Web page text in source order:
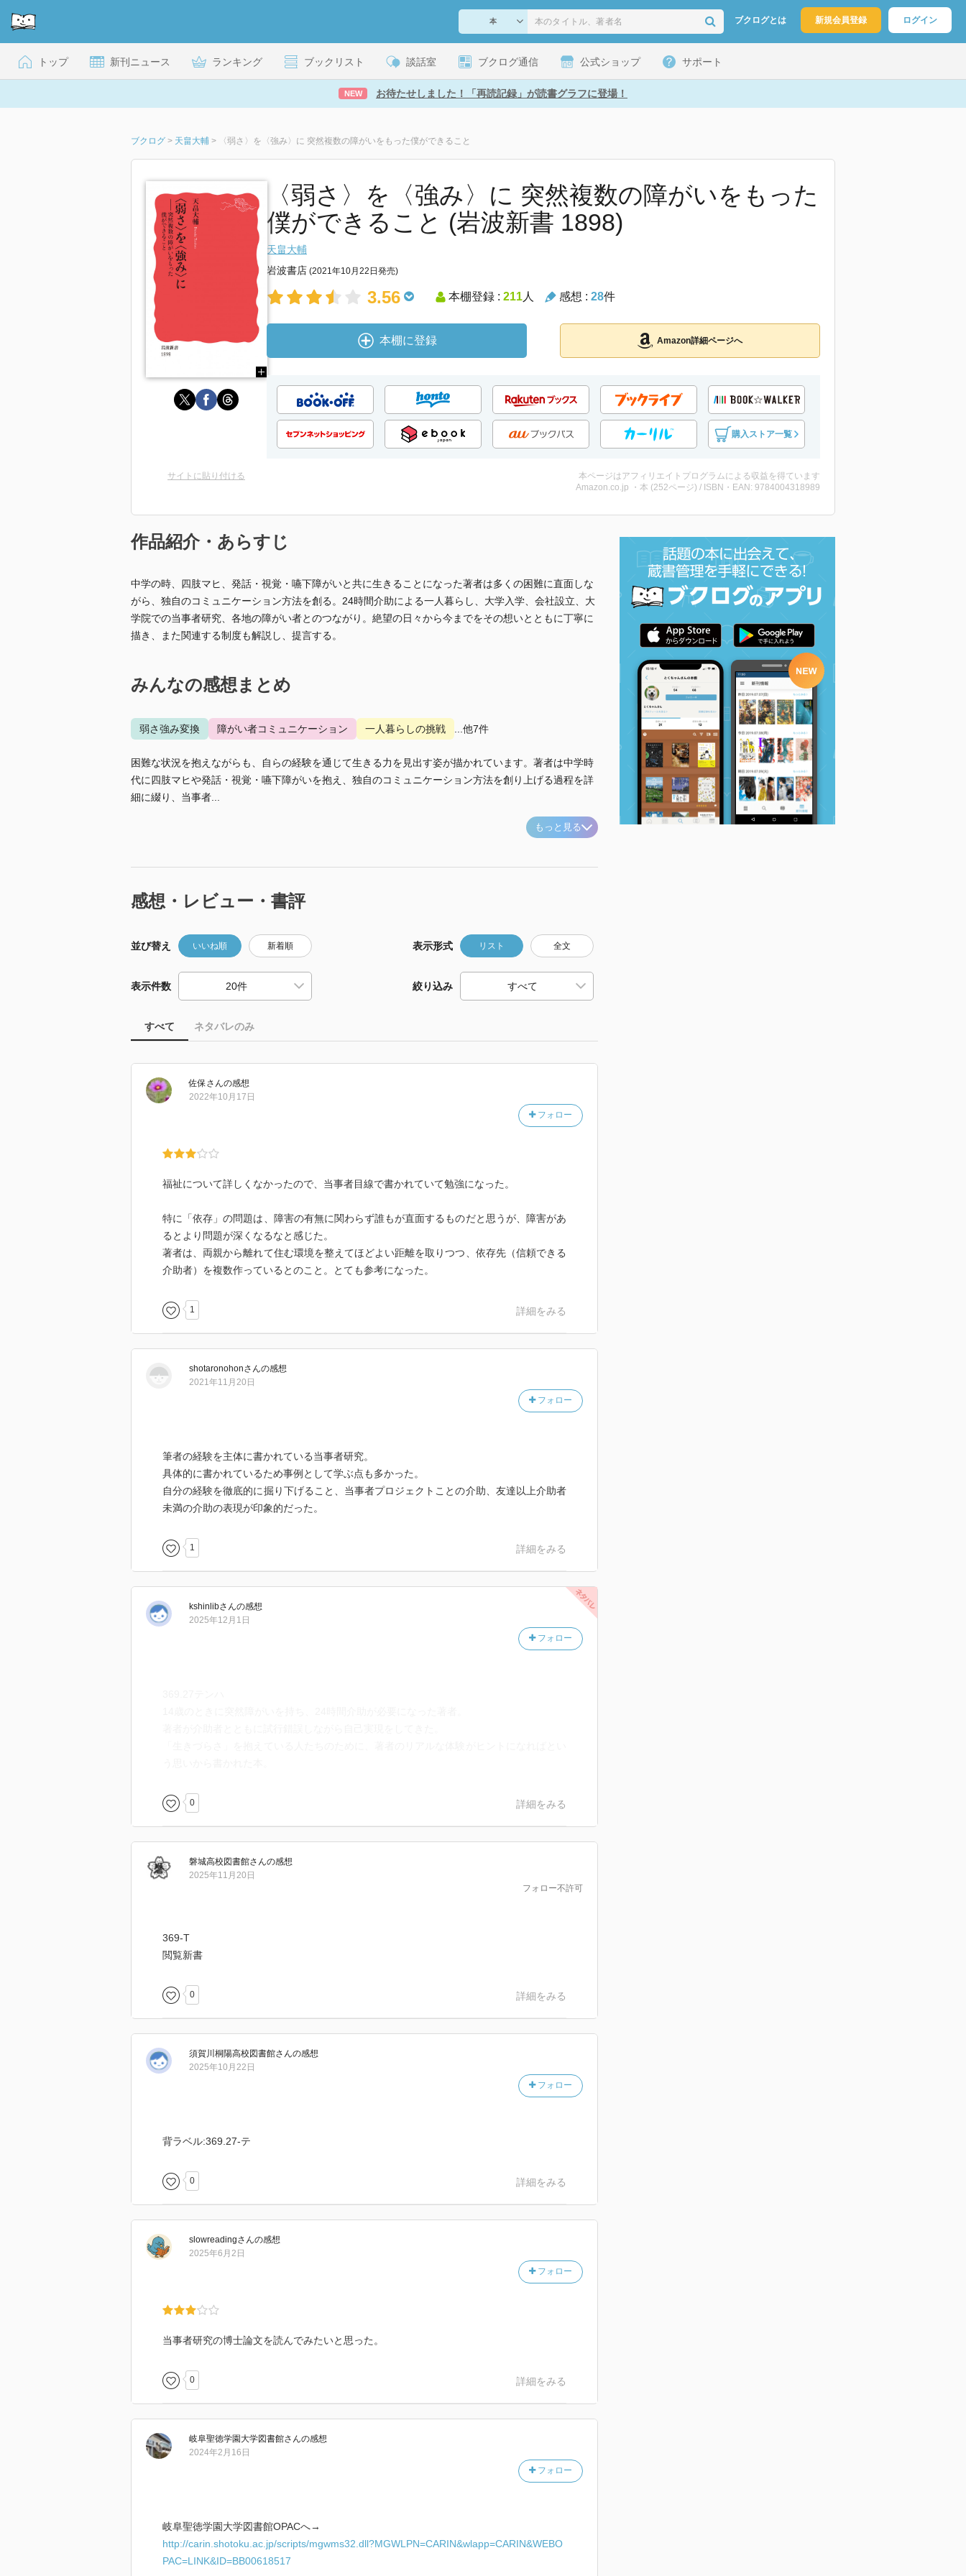
ブクログとは 新規会員登録 ログイン
トップ 新刊ニュース ランキング ブックリスト 談話室 ブクログ通信 公式ショップ サポート
NEW お待たせしました！「再読記録」が読書グラフに登場！
ブクログ > 天畠大輔 > 〈弱さ〉を〈強み〉に 突然複数の障がいをもった僕ができること
〈弱さ〉を〈強み〉に 突然複数の障がいをもった
僕ができること (岩波新書 1898)
天畠大輔
岩波書店 (2021年10月22日発売)
3.56 本棚登録 : 211人 感想 : 28件
本棚に登録 Amazon詳細ページへ
購入ストア一覧
サイトに貼り付ける
本ページはアフィリエイトプログラムによる収益を得ています
Amazon.co.jp ・本 (252ページ) / ISBN・EAN: 9784004318989
作品紹介・あらすじ
中学の時、四肢マヒ、発話・視覚・嚥下障がいと共に生きることになった著者は多くの困難に直面しな
がら、独自のコミュニケーション方法を創る。24時間介助による一人暮らし、大学入学、会社設立、大
学院での当事者研究、各地の障がい者とのつながり。絶望の日々から今までをその想いとともに丁寧に
描き、また関連する制度も解説し、提言する。
みんなの感想まとめ
弱さ強み変換 障がい者コミュニケーション 一人暮らしの挑戦 ...他7件
困難な状況を抱えながらも、自らの経験を通じて生きる力を見出す姿が描かれています。著者は中学時
代に四肢マヒや発話・視覚・嚥下障がいを抱え、独自のコミュニケーション方法を創り上げる過程を詳
細に綴り、当事者...
もっと見る
感想・レビュー・書評
並び替え いいね順 新着順 表示形式 リスト 全文
表示件数 絞り込み
すべて ネタバレのみ
佐保さんの感想
フォロー
2022年10月17日
福祉について詳しくなかったので、当事者目線で書かれていて勉強になった。
特に「依存」の問題は、障害の有無に関わらず誰もが直面するものだと思うが、障害があ
るとより問題が深くなるなと感じた。
著者は、両親から離れて住む環境を整えてほどよい距離を取りつつ、依存先（信頼できる
介助者）を複数作っているとのこと。とても参考になった。
1 詳細をみる
shotaronohonさんの感想
フォロー
2021年11月20日
筆者の経験を主体に書かれている当事者研究。
具体的に書かれているため事例として学ぶ点も多かった。
自分の経験を徹底的に掘り下げること、当事者プロジェクトことの介助、友達以上介助者
未満の介助の表現が印象的だった。
1 詳細をみる
kshinlibさんの感想
フォロー
2025年12月1日
0 詳細をみる
磐城高校図書館さんの感想
フォロー不許可
2025年11月20日
369-T
閲覧新書
0 詳細をみる
須賀川桐陽高校図書館さんの感想
フォロー
2025年10月22日
背ラベル:369.27-テ
0 詳細をみる
slowreadingさんの感想
フォロー
2025年6月2日
当事者研究の博士論文を読んでみたいと思った。
0 詳細をみる
岐阜聖徳学園大学図書館さんの感想
フォロー
2024年2月16日
岐阜聖徳学園大学図書館OPACへ→
http://carin.shotoku.ac.jp/scripts/mgwms32.dll?MGWLPN=CARIN&wlapp=CARIN&WEBO
PAC=LINK&ID=BB00618517